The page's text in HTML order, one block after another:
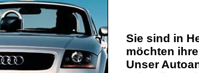
Sie sind in
möchten
Unser